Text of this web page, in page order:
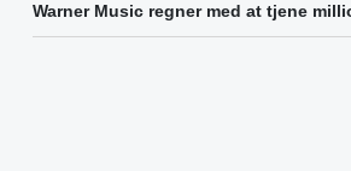
Warner Music regner med at tjene